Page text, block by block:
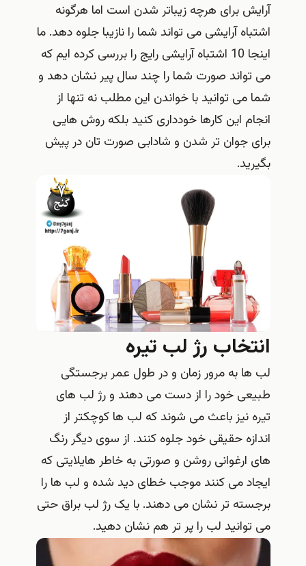
آرایش برای هرچه زیباتر شدن است اما هرگونه
اشتباه آرایشی می تواند شما را نازیبا جلوه دهد. ما
اینجا 10 اشتباه آرایشی رایج را بررسی کرده ایم که
می تواند صورت شما را چند سال پیر نشان دهد و
شما می توانید با خواندن این مطلب نه تنها از
انجام این کارها خودداری کنید بلکه روش هایی
برای جوان تر شدن و شادابی صورت تان در پیش
بگیرید.
انتخاب رژ لب تیره
لب ها به مرور زمان و در طول عمر برجستگی
طبیعی خود را از دست می دهند و رژ لب های
تیره نیز باعث می شوند که لب ها کوچکتر از
اندازه حقیقی خود جلوه کنند. از سوی دیگر رنگ
های ارغوانی روشن و صورتی به خاطر هایلایتی که
ایجاد می کنند موجب خطای دید شده و لب ها را
برجسته تر نشان می دهند. با یک رژ لب براق حتی
می توانید لب را پر تر هم نشان دهید.